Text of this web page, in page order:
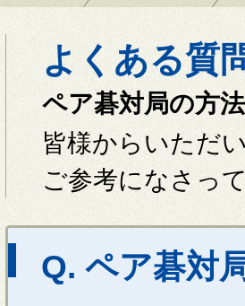
よくある質
ペア碁対局の方法
皆様からいただ
ご参考になさっ
Q. ペア碁対